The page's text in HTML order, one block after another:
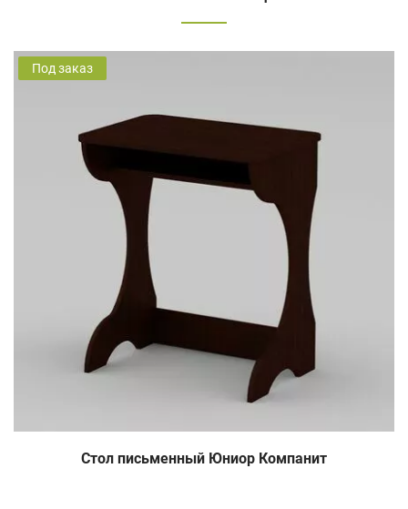
Под заказ
Стол письменный Юниор Компанит